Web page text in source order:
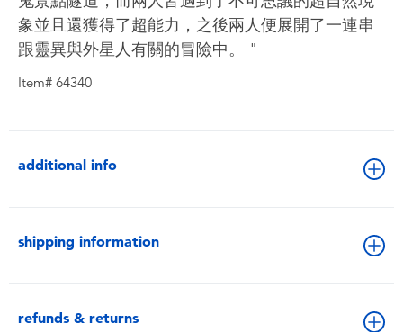
象並且還獲得了超能力，之後兩人便展開了一連串
跟靈異與外星人有關的冒險中。 "
Item# 64340
additional info
shipping information
refunds & returns